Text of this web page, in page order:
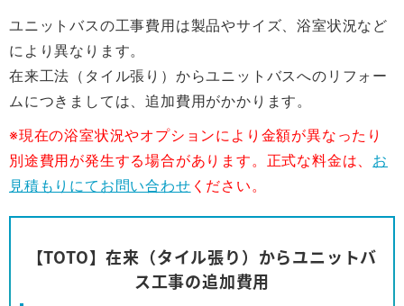
ユニットバスの工事費用は製品やサイズ、浴室状況など
により異なります。
在来工法（タイル張り）からユニットバスへのリフォー
ムにつきましては、追加費用がかかります。
※現在の浴室状況やオプションにより金額が異なったり
別途費用が発生する場合があります。正式な料金は、 お
見積もりにてお問い合わせ ください。
【TOTO】在来（タイル張り）からユニットバ
ス工事の追加費用